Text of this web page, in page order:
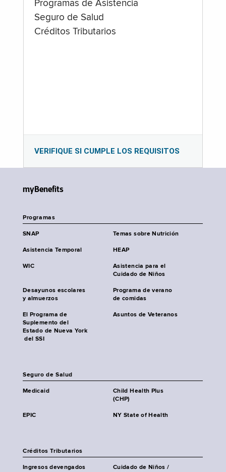
Programas de Asistencia
Seguro de Salud
Créditos Tributarios
VERIFIQUE SI CUMPLE LOS REQUISITOS
myBenefits
Programas
SNAP Temas sobre Nutrición
Asistencia Temporal HEAP
WIC
Asistencia para el
Cuidado de Niños
Desayunos escolares
y almuerzos
Programa de verano
de comidas
El Programa de
Suplemento del
Estado de Nueva York
del SSI
Asuntos de Veteranos
Seguro de Salud
Medicaid
Child Health Plus
(CHP)
EPIC NY State of Health
Créditos Tributarios
Ingresos devengados
Cuidado de Niños /